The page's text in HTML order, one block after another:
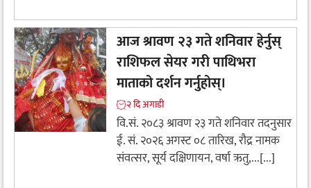
आज श्रावण २३ गते शनिवार हेर्नुस्
राशिफल सेयर गरी पाथिभरा
माताको दर्शन गर्नुहोस्।
२ दि अगाडी
वि.सं. २०८३ श्रावण २३ गते शनिवार तदनुसार
ई. सं. २०२६ अगस्ट ०८ तारिख, रौद्र नामक
संवत्सर, सूर्य दक्षिणायन, वर्षा ऋतु,...[...]